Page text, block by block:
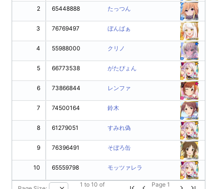
2
3
4
5
6
7
8
9
10
65448888 たっつん
76769497 ぼんばぁ
55988000 クリノ
66773538 がたぴょん
73866844 レンファ
74500164 鈴木
61279051 すみれ偽
76396491 そぼろ缶
65559798 モッツァレラ
1 to 10 of
Page 1